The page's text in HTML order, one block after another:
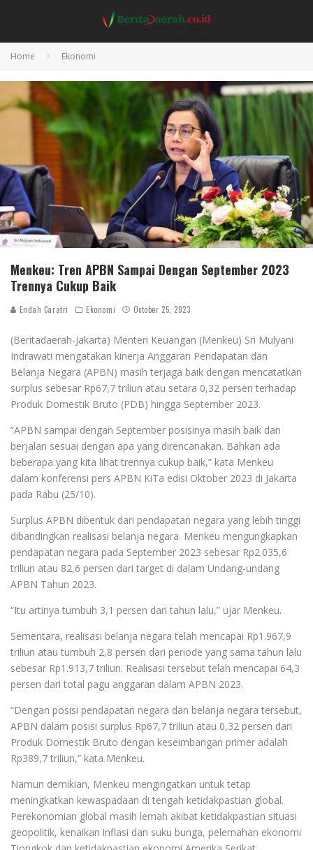
Home Ekonomi
Menkeu: Tren APBN Sampai Dengan September 2023
Trennya Cukup Baik
Endah Caratri Ekonomi October 25, 2023
(Beritadaerah-Jakarta) Menteri Keuangan (Menkeu) Sri Mulyani
Indrawati mengatakan kinerja Anggaran Pendapatan dan
Belanja Negara (APBN) masih terjaga baik dengan mencatatkan
surplus sebesar Rp67,7 triliun atau setara 0,32 persen terhadap
Produk Domestik Bruto (PDB) hingga September 2023.
“APBN sampai dengan September posisinya masih baik dan
berjalan sesuai dengan apa yang direncanakan. Bahkan ada
beberapa yang kita lihat trennya cukup baik,” kata Menkeu
dalam konferensi pers APBN KiTa edisi Oktober 2023 di Jakarta
pada Rabu (25/10).
Surplus APBN dibentuk dari pendapatan negara yang lebih tinggi
dibandingkan realisasi belanja negara. Menkeu mengungkapkan
pendapatan negara pada September 2023 sebesar Rp2.035,6
triliun atau 82,6 persen dari target di dalam Undang-undang
APBN Tahun 2023.
“Itu artinya tumbuh 3,1 persen dari tahun lalu,” ujar Menkeu.
Sementara, realisasi belanja negara telah mencapai Rp1.967,9
triliun atau tumbuh 2,8 persen dari periode yang sama tahun lalu
sebesar Rp1.913,7 triliun. Realisasi tersebut telah mencapai 64,3
persen dari total pagu anggaran dalam APBN 2023.
“Dengan posisi pendapatan negara dan belanja negara tersebut,
APBN dalam posisi surplus Rp67,7 triliun atau 0,32 persen dari
Produk Domestik Bruto dengan keseimbangan primer adalah
Rp389,7 triliun,” kata Menkeu.
Namun demikian, Menkeu mengingatkan untuk tetap
meningkatkan kewaspadaan di tengah ketidakpastian global.
Perekonomian global masih lemah akibat ketidakpastian situasi
geopolitik, kenaikan inflasi dan suku bunga, pelemahan ekonomi